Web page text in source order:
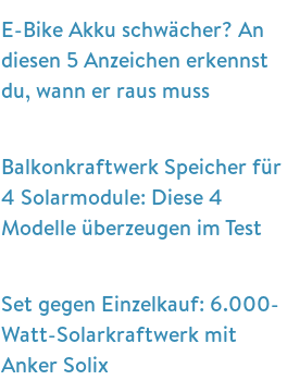
E-Bike Akku schwächer? An
diesen 5 Anzeichen erkennst
du, wann er raus muss
Balkonkraftwerk Speicher für
4 Solarmodule: Diese 4
Modelle überzeugen im Test
Set gegen Einzelkauf: 6.000-
Watt-Solarkraftwerk mit
Anker Solix